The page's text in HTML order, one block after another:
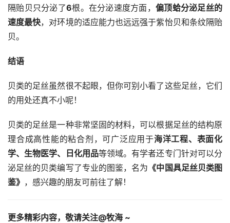
隔贻贝只分泌了6根。在分泌速度方面，偏顶蛤分泌足丝的
速度最快，对环境的适应能力也远远强于紫怡贝和条纹隔贻
贝。
结语
贝类的足丝虽然很不起眼，但你可别小看了这些足丝，它们
的用处还真不小呢！
贝类的足丝是一种非常坚固的材料，可以根据足丝的结构原
理合成高性能的粘合剂，可广泛应用于海洋工程、表面化
学、生物医学、日化用品等领域。有学者还专门针对可以分
泌足丝的贝类编写了专业的图鉴，名为 《中国具足丝贝类图
鉴》 ，感兴趣的朋友可前往了解！
更多精彩内容，敬请关注@牧海 ~